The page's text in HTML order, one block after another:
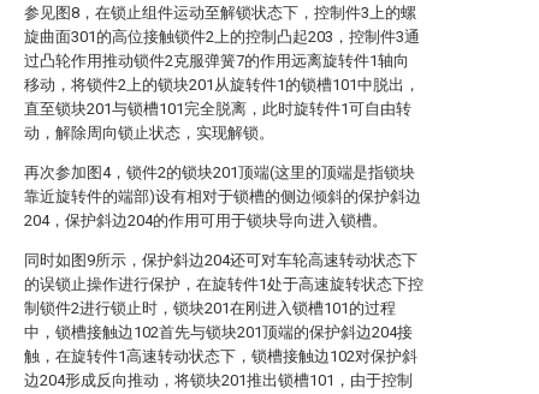
参见图8，在锁止组件运动至解锁状态下，控制件3上的螺
旋曲面301的高位接触锁件2上的控制凸起203，控制件3通
过凸轮作用推动锁件2克服弹簧7的作用远离旋转件1轴向
移动，将锁件2上的锁块201从旋转件1的锁槽101中脱出，
直至锁块201与锁槽101完全脱离，此时旋转件1可自由转
动，解除周向锁止状态，实现解锁。
再次参加图4，锁件2的锁块201顶端(这里的顶端是指锁块
靠近旋转件的端部)设有相对于锁槽的侧边倾斜的保护斜边
204，保护斜边204的作用可用于锁块导向进入锁槽。
同时如图9所示，保护斜边204还可对车轮高速转动状态下
的误锁止操作进行保护，在旋转件1处于高速旋转状态下控
制锁件2进行锁止时，锁块201在刚进入锁槽101的过程
中，锁槽接触边102首先与锁块201顶端的保护斜边204接
触，在旋转件1高速转动状态下，锁槽接触边102对保护斜
边204形成反向推动，将锁块201推出锁槽101，由于控制